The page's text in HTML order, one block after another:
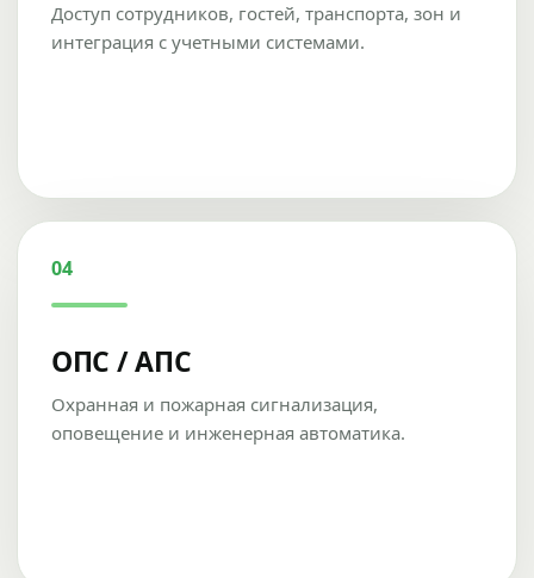
Доступ сотрудников, гостей, транспорта, зон и
интеграция с учетными системами.
04
ОПС / АПС
Охранная и пожарная сигнализация,
оповещение и инженерная автоматика.